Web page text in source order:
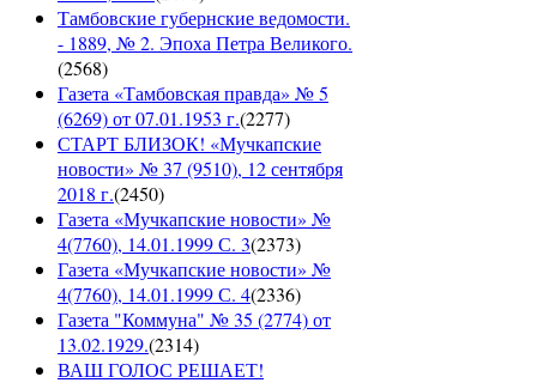
Тамбовские губернские ведомости.
- 1889, № 2. Эпоха Петра Великого.
(2568)
Газета «Тамбовская правда» № 5
(6269) от 07.01.1953 г.(2277)
СТАРТ БЛИЗОК! «Мучкапские
новости» № 37 (9510), 12 сентября
2018 г.(2450)
Газета «Мучкапские новости» №
4(7760), 14.01.1999 С. 3(2373)
Газета «Мучкапские новости» №
4(7760), 14.01.1999 С. 4(2336)
Газета "Коммуна" № 35 (2774) от
13.02.1929.(2314)
ВАШ ГОЛОС РЕШАЕТ!